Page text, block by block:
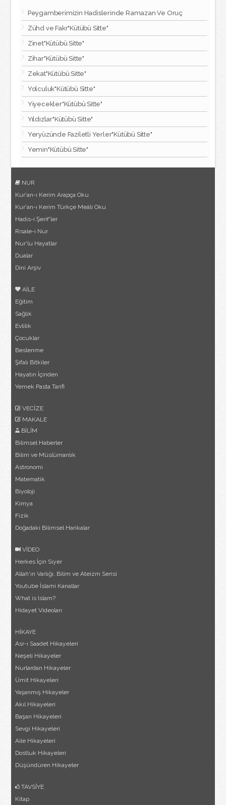
Peygamberimizin Hadislerinde Ramazan Ve Oruç
Zühd ve Fakr"Kütübü Sitte"
Zinet"Kütübü Sitte"
Zihar"Kütübü Sitte"
Zekat"Kütübü Sitte"
Yolculuk"Kütübü Sitte"
Yiyecekler"Kütübü Sitte"
Yıldızlar"Kütübü Sitte"
Yeryüzünde Faziletli Yerler"Kütübü Sitte"
Yemin"Kütübü Sitte"
NUR
Kur'an-ı Kerim Arapça Oku
Kur'an-ı Kerim Türkçe Meâli Oku
Hadis-i Şerif'ler
Risale-i Nur
Nur'lu Hayatlar
Dualar
Dini Arşiv
AİLE
Eğitim
Sağlık
Evlilik
Çocuklar
Beslenme
Şifalı Bitkiler
Hayatın İçinden
Yemek Pasta Tarifi
VECİZE
MAKALE
BİLİM
Bilimsel Haberler
Bilim ve Müslümanlık
Astronomi
Matematik
Biyoloji
Kimya
Fizik
Doğadaki Bilimsel Harikalar
VİDEO
Herkes İçin Siyer
Allah'ın Varlığı, Bilim ve Ateizm Serisi
Youtube İslami Kanallar
What is Islam?
Hidayet Videoları
HİKAYE
Asr-ı Saadet Hikayeleri
Neşeli Hikayeler
Nurlardan Hikayeler
Ümit Hikayeleri
Yaşanmış Hikayeler
Akıl Hikayeleri
Başarı Hikayeleri
Sevgi Hikayeleri
Aile Hikayeleri
Dostluk Hikayeleri
Düşündüren Hikayeler
TAVSİYE
Kitap